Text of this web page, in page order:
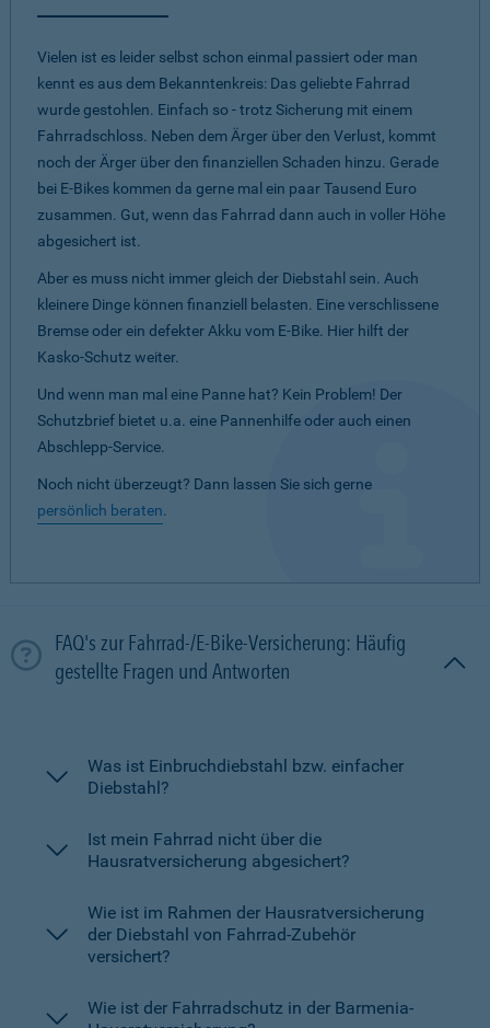
Vielen ist es leider selbst schon einmal passiert oder man
kennt es aus dem Bekanntenkreis: Das geliebte Fahrrad
wurde gestohlen. Einfach so - trotz Sicherung mit einem
Fahrradschloss. Neben dem Ärger über den Verlust, kommt
noch der Ärger über den finanziellen Schaden hinzu. Gerade
bei E-Bikes kommen da gerne mal ein paar Tausend Euro
zusammen. Gut, wenn das Fahrrad dann auch in voller Höhe
abgesichert ist.
Aber es muss nicht immer gleich der Diebstahl sein. Auch
kleinere Dinge können finanziell belasten. Eine verschlissene
Bremse oder ein defekter Akku vom E-Bike. Hier hilft der
Kasko-Schutz weiter.
Und wenn man mal eine Panne hat? Kein Problem! Der
Schutzbrief bietet u.a. eine Pannenhilfe oder auch einen
Abschlepp-Service.
Noch nicht überzeugt? Dann lassen Sie sich gerne
persönlich beraten.
FAQ's zur Fahrrad-/E-Bike-Versicherung: Häufig
gestellte Fragen und Antworten
Was ist Einbruchdiebstahl bzw. einfacher
Diebstahl?
Ist mein Fahrrad nicht über die
Hausratversicherung abgesichert?
Wie ist im Rahmen der Hausratversicherung
der Diebstahl von Fahrrad-Zubehör
versichert?
Wie ist der Fahrradschutz in der Barmenia-